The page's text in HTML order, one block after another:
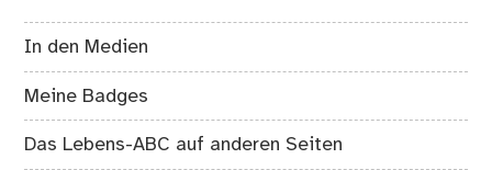
In den Medien
Meine Badges
Das Lebens-ABC auf anderen Seiten